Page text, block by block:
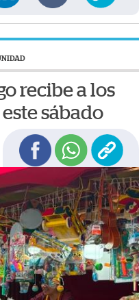
recibe a los
sábado